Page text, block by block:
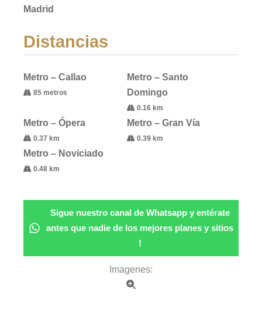
Madrid
Distancias
Metro – Callao
85 metros
Metro – Santo
Domingo
0.16 km
Metro – Ópera
0.37 km
Metro – Gran Vía
0.39 km
Metro – Noviciado
0.48 km
Sigue nuestro canal de Whatsapp y entérate
antes que nadie de los mejores planes y sitios
!
Imagenes: